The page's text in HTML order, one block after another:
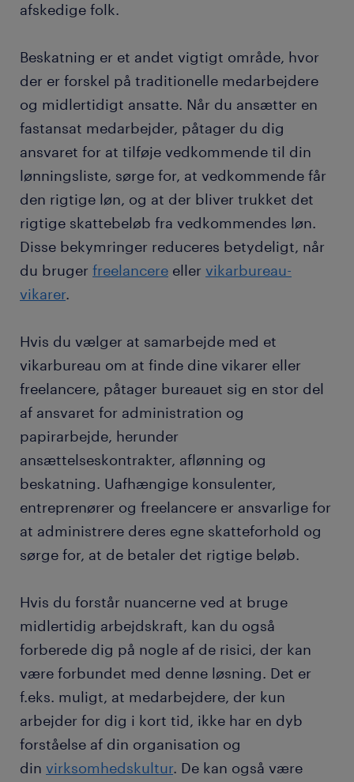
afskedige folk.
Beskatning er et andet vigtigt område, hvor
der er forskel på traditionelle medarbejdere
og midlertidigt ansatte. Når du ansætter en
fastansat medarbejder, påtager du dig
ansvaret for at tilføje vedkommende til din
lønningsliste, sørge for, at vedkommende får
den rigtige løn, og at der bliver trukket det
rigtige skattebeløb fra vedkommendes løn.
Disse bekymringer reduceres betydeligt, når
du bruger freelancere eller vikarbureau-
vikarer.
Hvis du vælger at samarbejde med et
vikarbureau om at finde dine vikarer eller
freelancere, påtager bureauet sig en stor del
af ansvaret for administration og
papirarbejde, herunder
ansættelseskontrakter, aflønning og
beskatning. Uafhængige konsulenter,
entreprenører og freelancere er ansvarlige for
at administrere deres egne skatteforhold og
sørge for, at de betaler det rigtige beløb.
Hvis du forstår nuancerne ved at bruge
midlertidig arbejdskraft, kan du også
forberede dig på nogle af de risici, der kan
være forbundet med denne løsning. Det er
f.eks. muligt, at medarbejdere, der kun
arbejder for dig i kort tid, ikke har en dyb
forståelse af din organisation og
din virksomhedskultur. De kan også være